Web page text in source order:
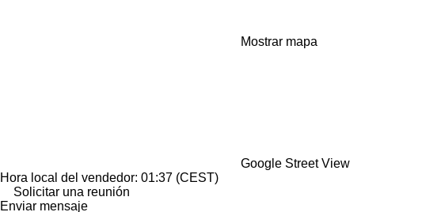
Mostrar mapa
Google Street View
Hora local del vendedor: 01:37 (CEST)
Solicitar una reunión
Enviar mensaje